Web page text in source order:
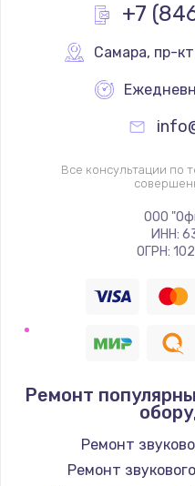
+7
Самара, пр-
Все консультации по
ООО
ИНН:
ОГРН:
Ремонт
Ремонт
Ремонт